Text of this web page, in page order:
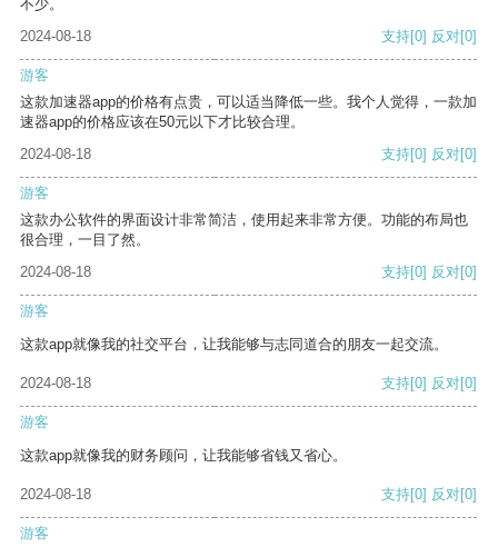
不少。
2024-08-18
支持[0] 反对[0]
游客
这款加速器app的价格有点贵，可以适当降低一些。我个人觉得，一款加
速器app的价格应该在50元以下才比较合理。
2024-08-18
支持[0] 反对[0]
游客
这款办公软件的界面设计非常简洁，使用起来非常方便。功能的布局也
很合理，一目了然。
2024-08-18
支持[0] 反对[0]
游客
这款app就像我的社交平台，让我能够与志同道合的朋友一起交流。
2024-08-18 支持[0] 反对[0]
游客
这款app就像我的财务顾问，让我能够省钱又省心。
2024-08-18 支持[0] 反对[0]
游客